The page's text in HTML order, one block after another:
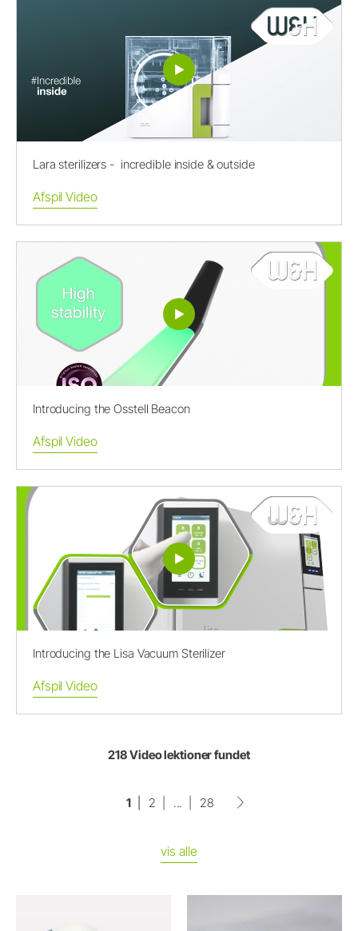
Lara sterilizers - incredible inside & outside
Afspil Video
Introducing the Osstell Beacon
Afspil Video
Introducing the Lisa Vacuum Sterilizer
Afspil Video
218 Video lektioner fundet
1 2 ... 28
vis alle